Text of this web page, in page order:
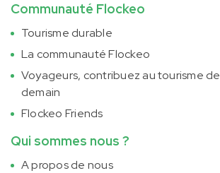
Communauté Flockeo
Tourisme durable
La communauté Flockeo
Voyageurs, contribuez au tourisme de
demain
Flockeo Friends
Qui sommes nous ?
A propos de nous